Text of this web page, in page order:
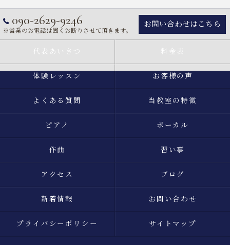
090-2629-9246
※営業のお電話は固くお断りさせて頂きます。
お問い合わせはこちら
代表あいさつ 料金表
体験レッスン お客様の声
よくある質問 当教室の特徴
ピアノ ボーカル
作曲 習い事
アクセス ブログ
新着情報 お問い合わせ
プライバシーポリシー サイトマップ